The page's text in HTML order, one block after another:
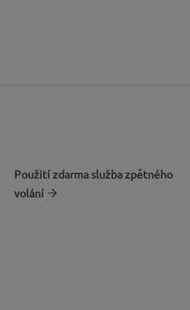
Použití zdarma služba zpětného
volání